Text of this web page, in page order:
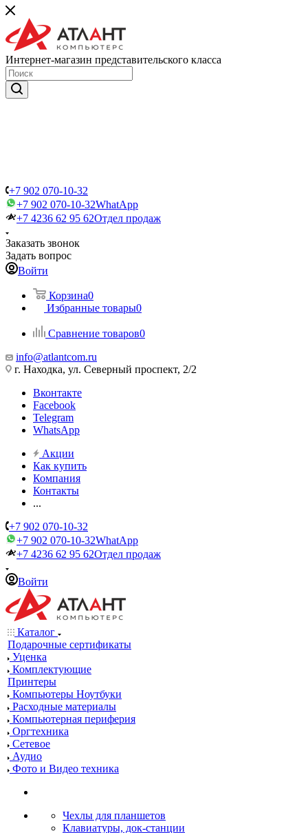
Интернет-магазин представительского класса
+7 902 070-10-32
+7 902 070-10-32WhatApp
+7 4236 62 95 62Отдел продаж
Заказать звонок
Задать вопрос
Войти
Корзина0
Избранные товары0
Сравнение товаров0
info@atlantcom.ru
г. Находка, ул. Северный проспект, 2/2
Вконтакте
Facebook
Telegram
WhatsApp
Акции
Как купить
Компания
Контакты
...
+7 902 070-10-32
+7 902 070-10-32WhatApp
+7 4236 62 95 62Отдел продаж
Войти
Каталог
Подарочные сертификаты
Уценка
Комплектующие
Принтеры
Компьютеры Ноутбуки
Расходные материалы
Компьютерная периферия
Оргтехника
Сетевое
Аудио
Фото и Видео техника
Чехлы для планшетов
Клавиатуры, док-станции